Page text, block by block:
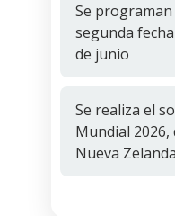
Se
segunda
de junio
Se realiza el
Mundial
Nueva Zelanda